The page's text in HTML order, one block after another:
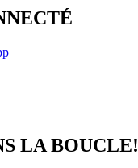
LA BOUCLE!